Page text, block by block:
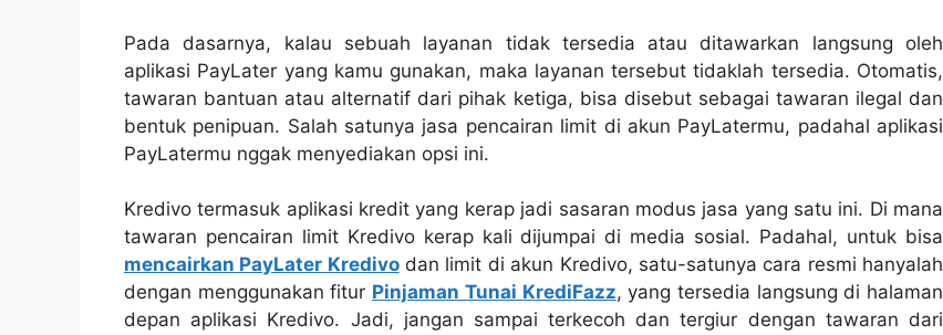
Pada dasarnya, kalau sebuah layanan tidak tersedia atau ditawarkan langsung oleh
aplikasi PayLater yang kamu gunakan, maka layanan tersebut tidaklah tersedia. Otomatis,
tawaran bantuan atau alternatif dari pihak ketiga, bisa disebut sebagai tawaran ilegal dan
bentuk penipuan. Salah satunya jasa pencairan limit di akun PayLatermu, padahal aplikasi
PayLatermu nggak menyediakan opsi ini.
Kredivo termasuk aplikasi kredit yang kerap jadi sasaran modus jasa yang satu ini. Di mana
tawaran pencairan limit Kredivo kerap kali dijumpai di media sosial. Padahal, untuk bisa
mencairkan PayLater Kredivodan limit di akun Kredivo, satu-satunya cara resmi hanyalah
dengan menggunakan fitur Pinjaman Tunai KrediFazz, yang tersedia langsung di halaman
depan aplikasi Kredivo. Jadi, jangan sampai terkecoh dan tergiur dengan tawaran dari